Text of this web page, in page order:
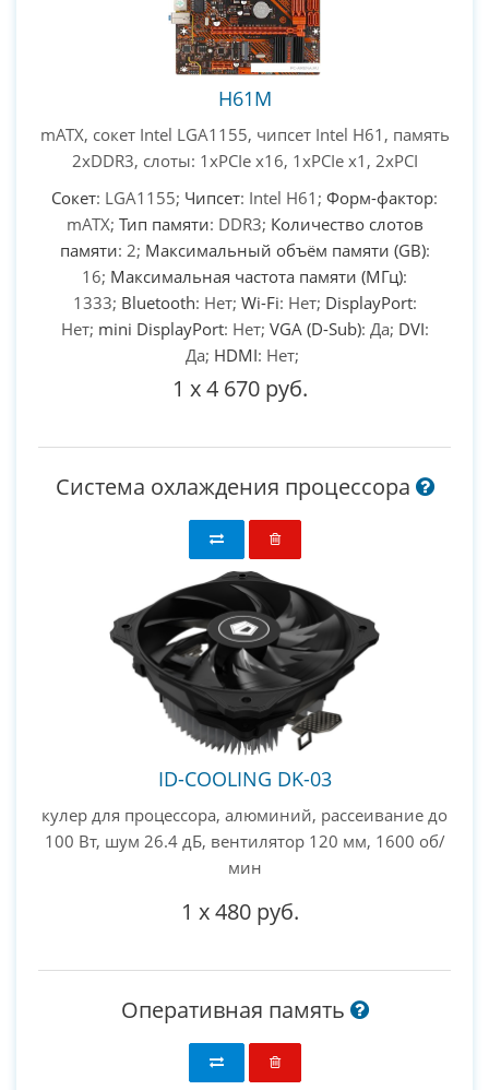
H61M
mATX, сокет Intel LGA1155, чипсет Intel H61, память
2xDDR3, слоты: 1xPCIe x16, 1xPCIe x1, 2xPCI
Сокет: LGA1155; Чипсет: Intel H61; Форм-фактор:
mATX; Тип памяти: DDR3; Количество слотов
памяти: 2; Максимальный объём памяти (GB):
16; Максимальная частота памяти (МГц):
1333; Bluetooth: Нет; Wi-Fi: Нет; DisplayPort:
Нет; mini DisplayPort: Нет; VGA (D-Sub): Да; DVI:
Да; HDMI: Нет;
1 x4 670 руб.
Система охлаждения процессора
ID-COOLING DK-03
кулер для процессора, алюминий, рассеивание до
100 Вт, шум 26.4 дБ, вентилятор 120 мм, 1600 об/
мин
1 x480 руб.
Оперативная память